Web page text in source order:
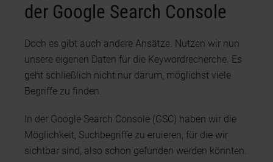
der Google Search Console
Doch es gibt auch andere Ansätze. Nutzen wir nun
unsere eigenen Daten für die Keywordrecherche. Es
geht schließlich nicht nur darum, möglichst viele
Begriffe zu finden.
In der Google Search Console (GSC) haben wir die
Möglichkeit, Suchbegriffe zu eruieren, für die wir
sichtbar sind, also schon gefunden werden könnten.